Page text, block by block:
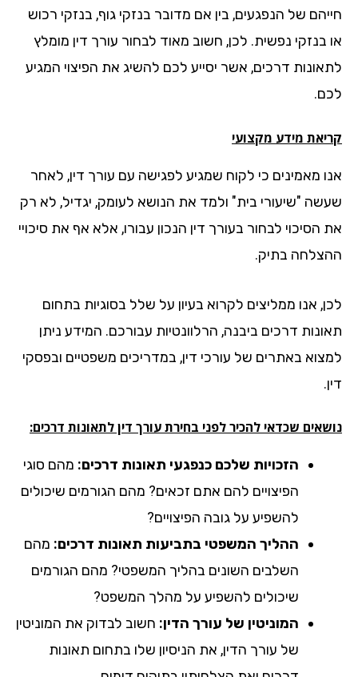
של הנפגעים, בין אם מדובר בנזקי גוף, בנזקי רכוש
בנזקי נפשית. לכן, חשוב מאוד לבחור עורך דין מומלץ
דרכים, אשר יסייע לכם להשיג את הפיצוי המגיע
מידע מקצועי
מאמינים כי לקוח שמגיע לפגישה עם עורך דין, לאחר
"שיעורי בית" ולמד את הנושא לעומק, יגדיל, לא רק
הסיכוי לבחור בעורך דין הנכון עבורו, אלא אף את סיכויי
בתיק.
אנו ממליצים לקרוא בעיון על שלל בסוגיות בתחום
דרכים ביבנה, הרלוונטיות עבורכם. המידע ניתן
באתרים של עורכי דין, במדריכים משפטיים ובפסקי
שכדאי להכיר לפני בחירת עורך דין לתאונות דרכים:
הזכויות שלכם כנפגעי תאונות דרכים:מהם סוגי
הפיצויים להם אתם זכאים? מהם הגורמים שיכולים
להשפיע על גובה הפיצויים?
ההליך המשפטי בתביעות תאונות דרכים:מהם
השלבים השונים בהליך המשפטי? מהם הגורמים
שיכולים להשפיע על מהלך המשפט?
המוניטין של עורך הדין:חשוב לבדוק את המוניטין
של עורך הדין, את הניסיון שלו בתחום תאונות